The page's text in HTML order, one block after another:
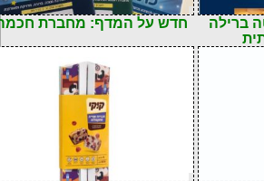
ברילה
חדש על המדף: מחברת